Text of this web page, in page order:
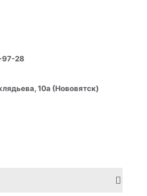
97-28
10а (Нововятск)